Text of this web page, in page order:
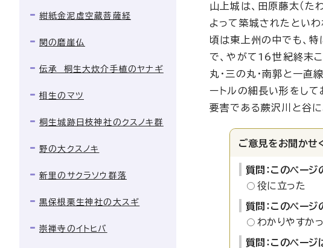
山上城は、田原藤太（た
よって築城されたとい
頃は東上州の中でも、特
で、やがて16世紀終末こ
丸・三の丸・南郭と一
ートルの細長い形をして
要害である蕨沢川と谷に
ご意見をお聞かせ
質問：このペー
役に立った
質問：このペー
わかりやすか
質問：このペー
紺紙金泥虚空蔵菩薩経
関の磨崖仏
伝承 桐生大炊介手植のヤナギ
相生のマツ
桐生城跡日枝神社のクスノキ群
野の大クスノキ
新里のサクラソウ群落
黒保根栗生神社の大スギ
崇禅寺のイトヒバ